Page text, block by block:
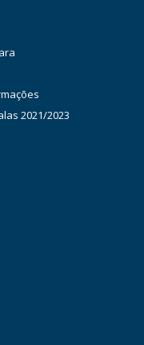
2021/2023